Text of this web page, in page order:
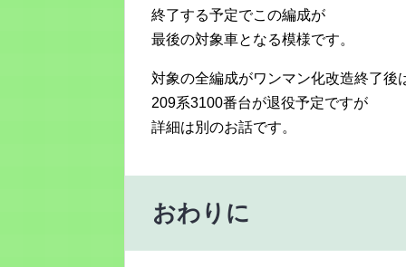
終了する予定でこの編成が
最後の対象車となる模様です。
対象の全編成がワンマン化改造終了後
209系3100番台が退役予定ですが
詳細は別のお話です。
おわりに